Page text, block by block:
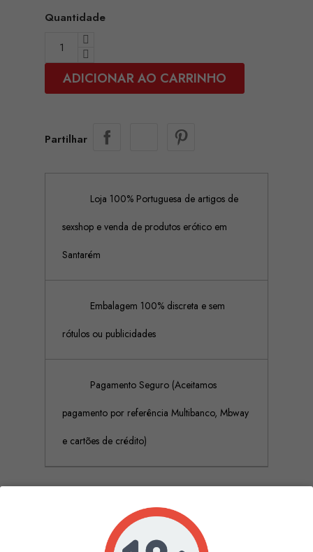
Quantidade
ADICIONAR AO CARRINHO
Partilhar
Loja 100% Portuguesa de artigos de
sexshop e venda de produtos erótico em
Santarém
Embalagem 100% discreta e sem
rótulos ou publicidades
Pagamento Seguro (Aceitamos
pagamento por referência Multibanco, Mbway
e cartões de crédito)
Detalhes do produto
Durex Naturals Extra Sensitive, é um lubrificante